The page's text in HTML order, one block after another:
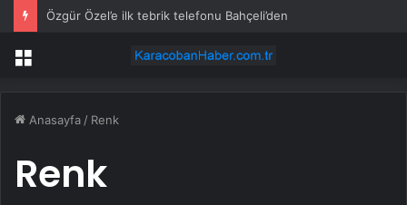
Özgür Özel’e ilk tebrik telefonu Bahçeli’den
Menü
Anasayfa / Renk
Renk